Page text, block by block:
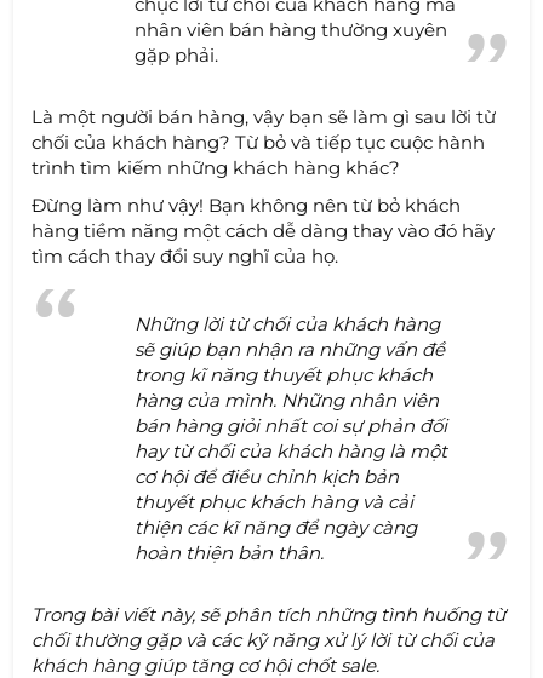
nhân viên bán hàng thường xuyên
gặp phải.
Là một người bán hàng, vậy bạn sẽ làm gì sau lời từ
chối của khách hàng? Từ bỏ và tiếp tục cuộc hành
trình tìm kiếm những khách hàng khác?
Đừng làm như vậy! Bạn không nên từ bỏ khách
hàng tiềm năng một cách dễ dàng thay vào đó hãy
tìm cách thay đổi suy nghĩ của họ.
Những lời từ chối của khách hàng
sẽ giúp bạn nhận ra những vấn đề
trong kĩ năng thuyết phục khách
hàng của mình. Những nhân viên
bán hàng giỏi nhất coi sự phản đối
hay từ chối của khách hàng là một
cơ hội để điều chỉnh kịch bản
thuyết phục khách hàng và cải
thiện các kĩ năng để ngày càng
hoàn thiện bản thân.
Trong bài viết này, sẽ phân tích những tình huống từ
chối thường gặp và các kỹ năng xử lý lời từ chối của
khách hàng giúp tăng cơ hội chốt sale.